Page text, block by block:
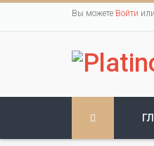
Вы можете Войти или